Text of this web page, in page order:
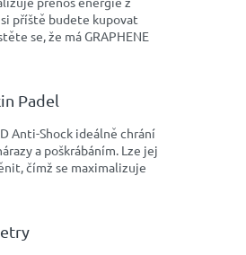
příště budete kupovat
se, že má GRAPHENE
Padel
Anti-Shock ideálně chrání
a poškrábáním. Lze jej
čímž se maximalizuje